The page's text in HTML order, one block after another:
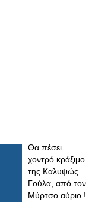
Θα πέσει
χοντρό κράξιμο
της Καλυψώς
Γούλα, από τον
Μύρτσο αύριο !